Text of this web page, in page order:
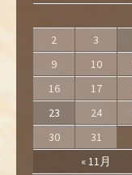
« 11月
2
3
9
10
16
17
23
24
30
31